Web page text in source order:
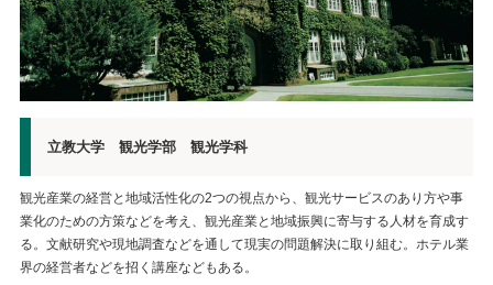
立教大学 観光学部 観光学科
観光産業の経営と地域活性化の2つの視点から、観光サービスのあり方や事
業化のための方策などを考え、観光産業と地域振興に寄与する人材を育成す
る。文献研究や現地調査などを通して現実の問題解決に取り組む。ホテル業
界の経営者などを招く講座などもある。